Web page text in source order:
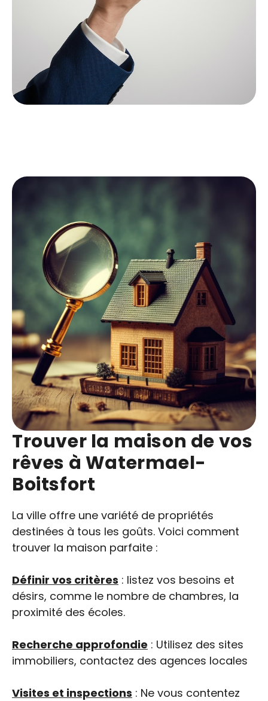
Trouver la maison de vos
rêves à Watermael-
Boitsfort
La ville offre une variété de propriétés
destinées à tous les goûts. Voici comment
trouver la maison parfaite :
Définir vos critères : listez vos besoins et
désirs, comme le nombre de chambres, la
proximité des écoles.
Recherche approfondie : Utilisez des sites
immobiliers, contactez des agences locales
Visites et inspections : Ne vous contentez